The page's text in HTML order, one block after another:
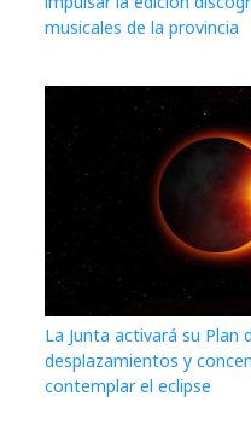
musicales de la provincia
La Junta activará su Plan
desplazamientos y
contemplar el eclipse